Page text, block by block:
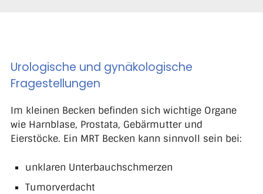
Urologische und gynäkologische
Fragestellungen
Im kleinen Becken befinden sich wichtige Organe
wie Harnblase, Prostata, Gebärmutter und
Eierstöcke. Ein MRT Becken kann sinnvoll sein bei:
unklaren Unterbauchschmerzen
Tumorverdacht